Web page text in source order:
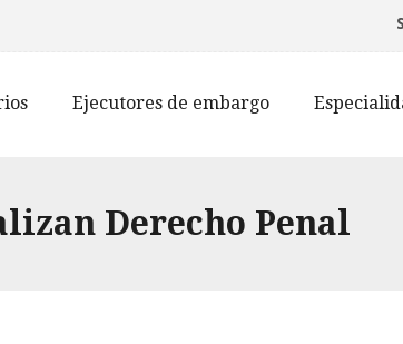
Ejecutores de embargo
Derecho Penal